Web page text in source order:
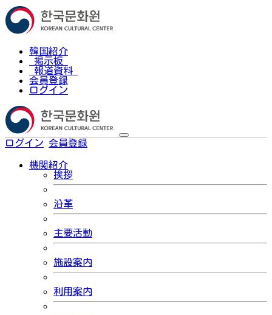
韓国紹介
掲示板
報道資料
会員登録
ログイン
ログイン 会員登録
機関紹介
挨拶
沿革
主要活動
施設案内
利用案内